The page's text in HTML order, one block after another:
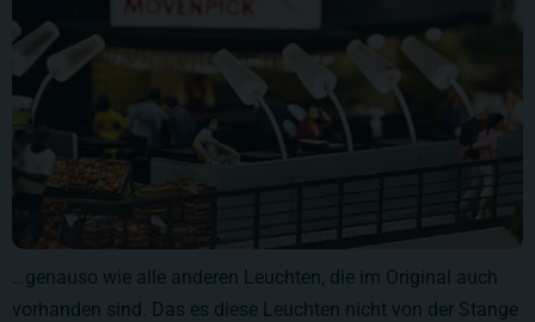
…genauso wie alle anderen Leuchten, die im Original auch
vorhanden sind. Das es diese Leuchten nicht von der Stange